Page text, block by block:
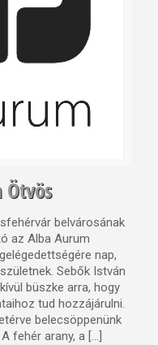
Ötvös
belvárosának
az Alba Aurum
nap,
Sebők István
büszke arra, hogy
tud hozzájárulni.
belecsöppenünk
fehér arany, a […]